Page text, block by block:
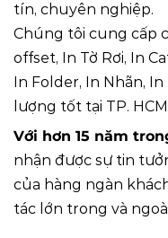
tín, chuyên nghiệp.
Chúng tôi cung cấp
offset, In Tờ Rơi, In
In Folder, In Nhãn,
lượng tốt tại TP.
Với hơn 15 năm
nhận được sự tin
của hàng ngàn
tác lớn trong và